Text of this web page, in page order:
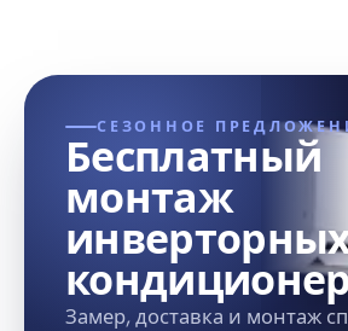
СЕЗОННОЕ
Бесплатный
монтаж
Замер, доставка и монтаж